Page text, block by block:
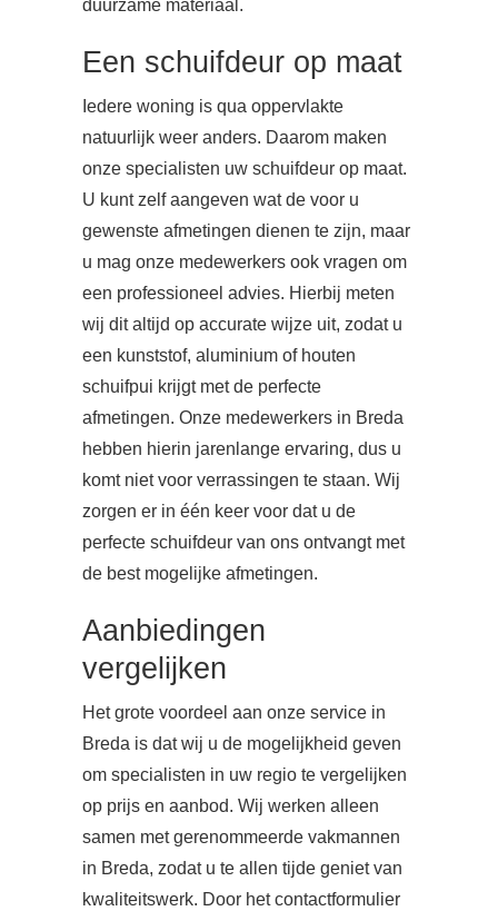
duurzame materiaal.
Een schuifdeur op maat
Iedere woning is qua oppervlakte
natuurlijk weer anders. Daarom maken
onze specialisten uw schuifdeur op maat.
U kunt zelf aangeven wat de voor u
gewenste afmetingen dienen te zijn, maar
u mag onze medewerkers ook vragen om
een professioneel advies. Hierbij meten
wij dit altijd op accurate wijze uit, zodat u
een kunststof, aluminium of houten
schuifpui krijgt met de perfecte
afmetingen. Onze medewerkers in Breda
hebben hierin jarenlange ervaring, dus u
komt niet voor verrassingen te staan. Wij
zorgen er in één keer voor dat u de
perfecte schuifdeur van ons ontvangt met
de best mogelijke afmetingen.
Aanbiedingen
vergelijken
Het grote voordeel aan onze service in
Breda is dat wij u de mogelijkheid geven
om specialisten in uw regio te vergelijken
op prijs en aanbod. Wij werken alleen
samen met gerenommeerde vakmannen
in Breda, zodat u te allen tijde geniet van
kwaliteitswerk. Door het contactformulier